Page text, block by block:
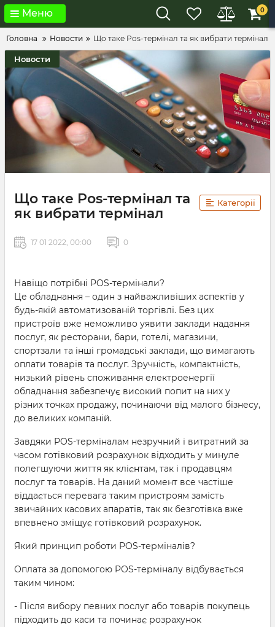
Меню 0
Головна Новости Що таке Pos-термінал та як вибрати термінал
Новости
Що таке Pos-термінал та
як вибрати термінал
Категорії
17 01 2022, 00:00 0
Навіщо потрібні POS-термінали?
Це обладнання – один з найважливіших аспектів у
будь-якій автоматизованій торгівлі. Без цих
пристроїв вже неможливо уявити заклади надання
послуг, як ресторани, бари, готелі, магазини,
спортзали та інші громадські заклади, що вимагають
оплати товарів та послуг. Зручність, компактність,
низький рівень споживання електроенергії
обладнання забезпечує високий попит на них у
різних точках продажу, починаючи від малого бізнесу,
до великих компаній.
Завдяки POS-терміналам незручний і витратний за
часом готівковий розрахунок відходить у минуле
полегшуючи життя як клієнтам, так і продавцям
послуг та товарів. На даний момент все частіше
віддається перевага таким пристроям замість
звичайних касових апаратів, так як безготівка вже
впевнено зміщує готівковий розрахунок.
Який принцип роботи POS-терміналів?
Оплата за допомогою POS-терміналу відбувається
таким чином:
- Після вибору певних послуг або товарів покупець
підходить до каси та починає розрахунок